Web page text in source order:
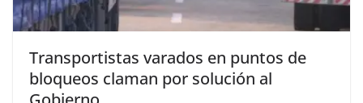
Transportistas varados en puntos de
bloqueos claman por solución al